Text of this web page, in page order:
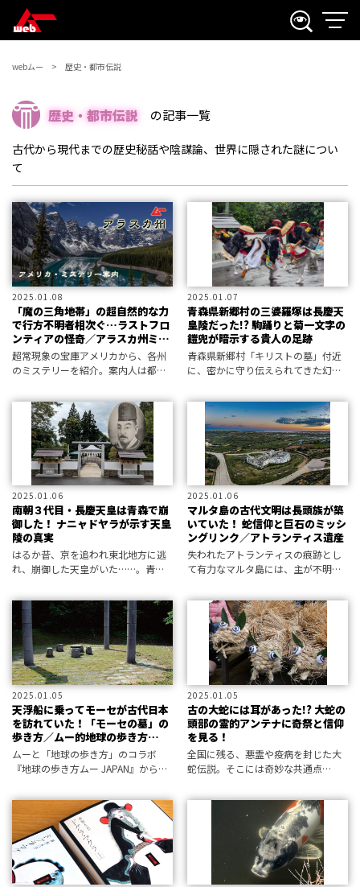
webムー 歴史・都市伝説
歴史・都市伝説 の記事一覧
古代から現代までの歴史秘話や陰謀論、世界に隠された謎につい
て
2025.01.08
「魔の三角地帯」の超自然的な力
で行方不明者相次ぐ…ラストフロ
ンティアの怪奇／アラスカ州ミス
テリー案内
超常現象の宝庫アメリカから、各州
のミステリーを紹介。案内人は都市
米制覇！
2025.01.07
青森県新郷村の三婆羅塚は長慶天
皇陵だった!? 駒踊りと菊一文字の
鎧兜が暗示する貴人の足跡
青森県新郷村「キリストの墓」付近
に、密かに守り伝えられてきた幻の
た伝承が語る、90年前の秘事と
は……？
2025.01.06
南朝３代目・長慶天皇は青森で崩
御した！ ナニャドヤラが示す天皇
陵の真実
はるか昔、京を追われ東北地方に逃
れ、崩御した天皇がいた……。青森
ただの“伝説”なのか、それとも！？
2025.01.06
マルタ島の古代文明は長頭族が築
いていた！ 蛇信仰と巨石のミッシ
ングリンク／アトランティス遺産
失われたアトランティスの痕跡とし
て有力なマルタ島には、主が不明の
す彼らはアトランティス人だったの
2025.01.05
天浮船に乗ってモーセが古代日本
を訪れていた！「モーセの墓」の
歩き方／ムー的地球の歩き方
JAPAN
ムーと「地球の歩き方」のコラボ
『地球の歩き方ムー JAPAN』から、
2025.01.05
古の大蛇には耳があった!? 大蛇の
頭部の霊的アンテナに奇祭と信仰
を見る！
全国に残る、悪霊や疫病を封じた大
蛇伝説。そこには奇妙な共通点